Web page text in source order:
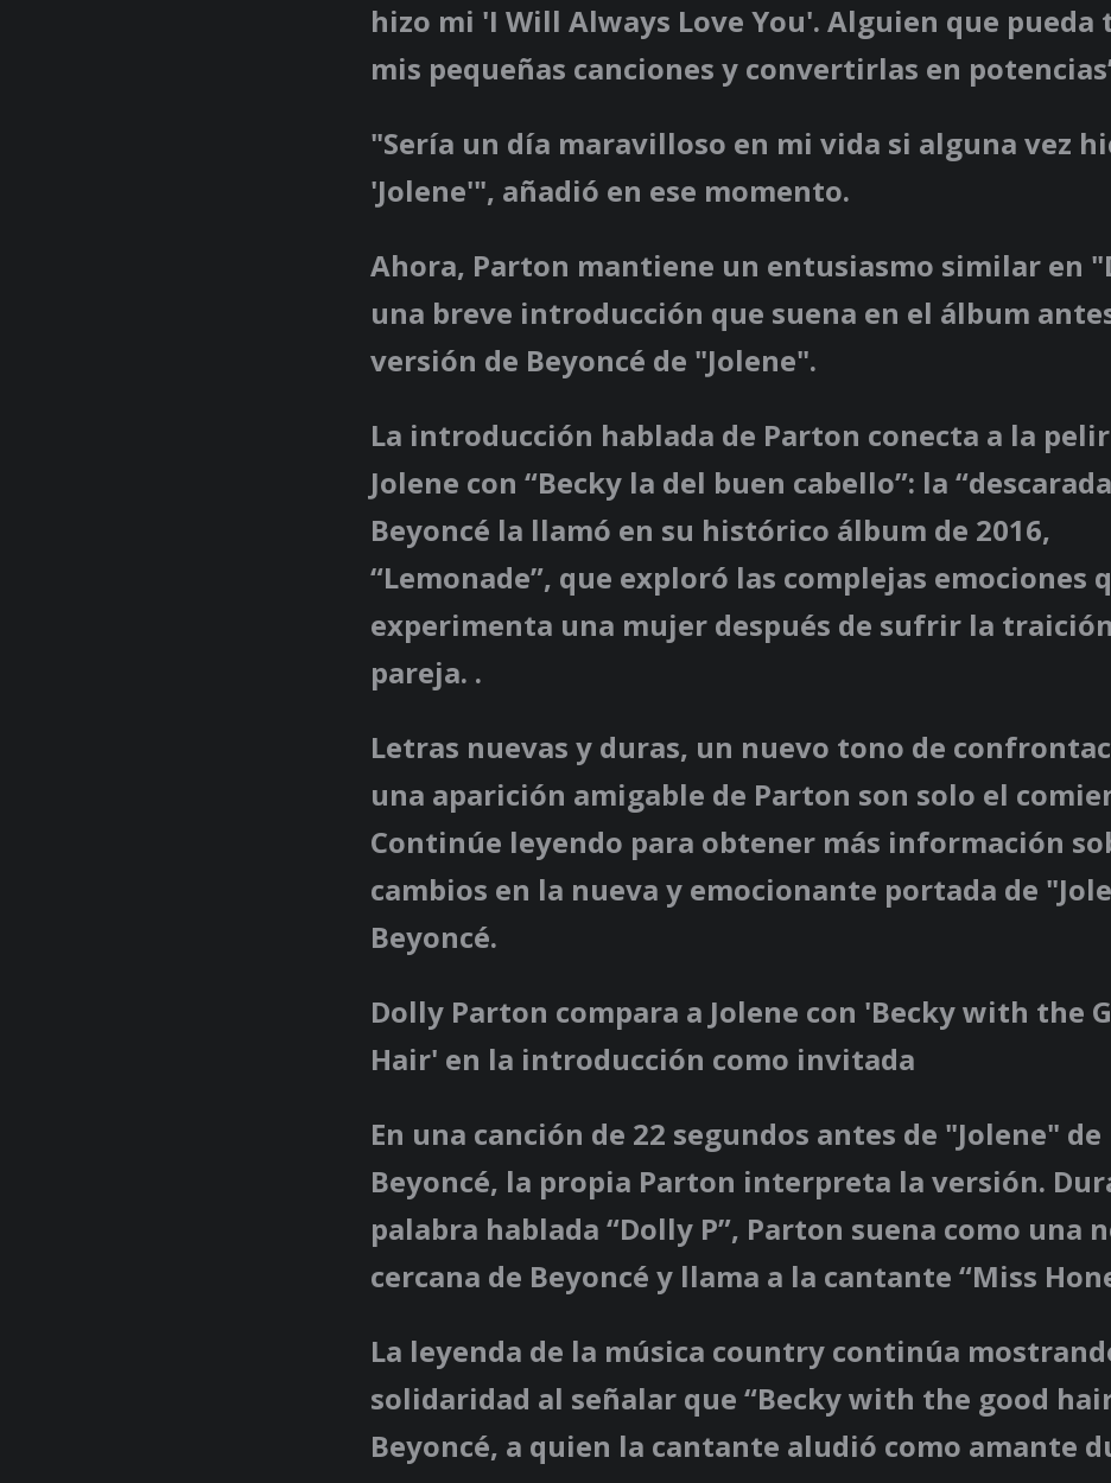
hizo mi 'I Will Always Love You'. Alguien que pueda
mis pequeñas canciones y convertirlas en
"Sería un día maravilloso en mi vida si alguna vez
'Jolene'", añadió en ese momento.
Ahora, Parton mantiene un entusiasmo similar en
una breve introducción que suena en el álbum
versión de Beyoncé de "Jolene".
La introducción hablada de Parton conecta a la
Jolene con “Becky la del buen cabello”: la
Beyoncé la llamó en su histórico álbum de 2016,
“Lemonade”, que exploró las complejas emociones
experimenta una mujer después de sufrir la
pareja. .
Letras nuevas y duras, un nuevo tono de
una aparición amigable de Parton son solo el
Continúe leyendo para obtener más información
cambios en la nueva y emocionante portada de
Beyoncé.
Dolly Parton compara a Jolene con 'Becky with the
Hair' en la introducción como invitada
En una canción de 22 segundos antes de "Jolene" de
Beyoncé, la propia Parton interpreta la versión.
palabra hablada “Dolly P”, Parton suena como una
cercana de Beyoncé y llama a la cantante “Miss
La leyenda de la música country continúa
solidaridad al señalar que “Becky with the good
Beyoncé, a quien la cantante aludió como amante